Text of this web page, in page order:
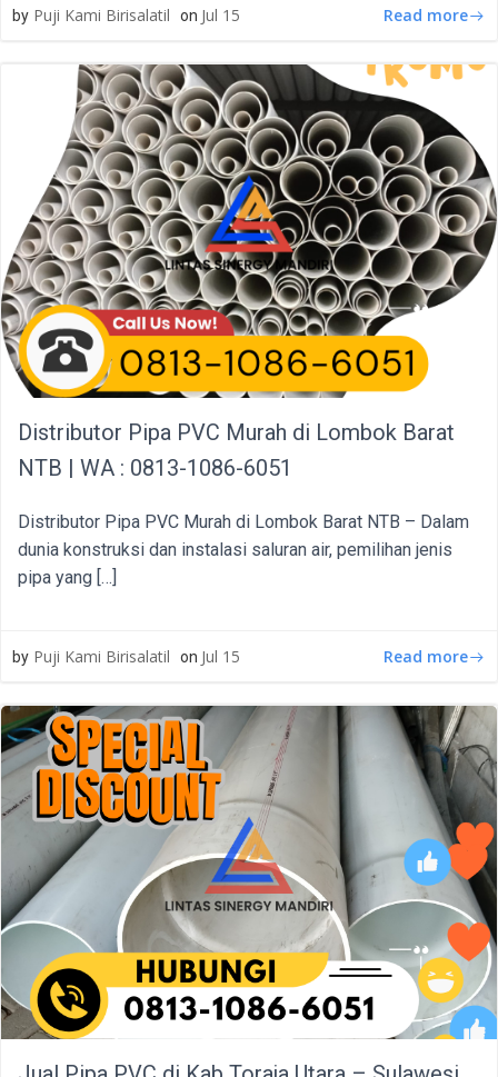
by Puji Kami Birisalatil on Jul 15 Read more
Distributor Pipa PVC Murah di Lombok Barat
NTB | WA : 0813-1086-6051
Distributor Pipa PVC Murah di Lombok Barat NTB – Dalam
dunia konstruksi dan instalasi saluran air, pemilihan jenis
pipa yang […]
by Puji Kami Birisalatil on Jul 15 Read more